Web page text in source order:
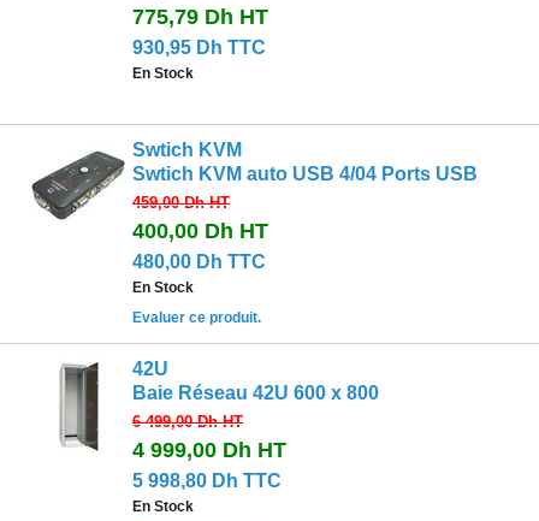
775,79 Dh HT
930,95 Dh TTC
En Stock
Swtich KVM
Swtich KVM auto USB 4/04 Ports USB
459,00 DhHT
400,00 Dh HT
480,00 Dh TTC
En Stock
Evaluer ce produit.
42U
Baie Réseau 42U 600 x 800
6 499,00 DhHT
4 999,00 Dh HT
5 998,80 Dh TTC
En Stock